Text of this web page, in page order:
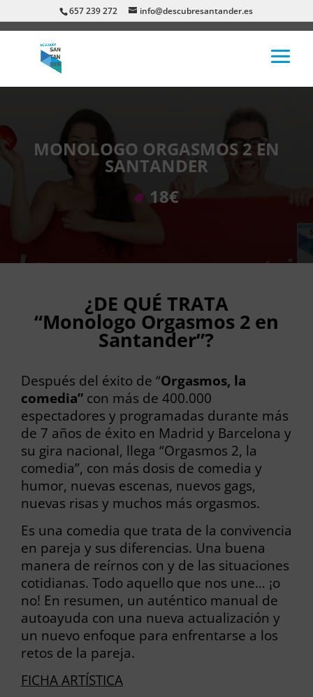
657 239 272 info@descubresantander.es
MONOLOGO ORGASMOS 2 EN
SANTANDER
18€
¿DE QUÉ TRATA
“Monologo Orgasmos 2 en
Santander”?
Después del éxito de “Orgasmos, la
comedia”con más de 400.000
espectadores y programadas durante más
de 7 años de éxito en Madrid y Barcelona y
su gira nacional, llega “Orgasmos 2, la
comedia”, con más dosis de comedia y
humor, nuevas escenas, nuevos gags,
nuevas risas y muchos más orgasmos.
Es una comedia que trata de la convivencia
en pareja y sus diferencias. Una buena
manera de reírnos con y de las situaciones
cotidianas. Todo aquello que nos une… ¡o
no! En resumen, un auténtico manual de
autoayuda con una nueva actualización y
un nuevo enfoque para enfrentarse a los
retos de la pareja.
FICHA ARTÍSTICA